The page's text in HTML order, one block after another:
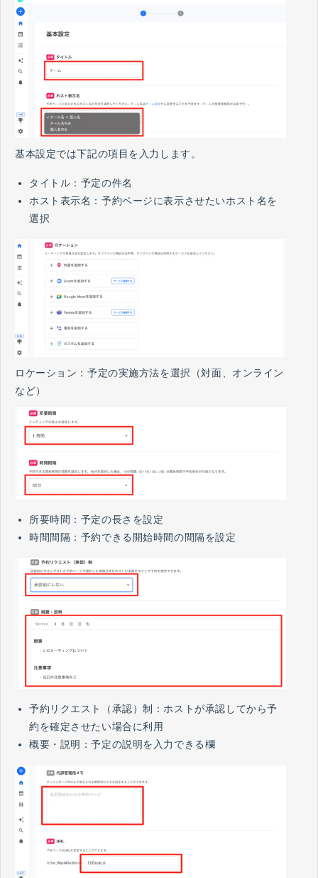
基本設定では下記の項目を入力します。
タイトル：予定の件名
ホスト表示名：予約ページに表示させたいホスト名を
選択
ロケーション：予定の実施方法を選択（対面、オンライン
など）
所要時間：予定の長さを設定
時間間隔：予約できる開始時間の間隔を設定
予約リクエスト（承認）制：ホストが承認してから予
約を確定させたい場合に利用
概要・説明：予定の説明を入力できる欄